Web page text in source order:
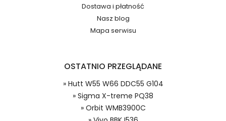
Dzięki ochronie kupujących w
systemie PayPal możesz odzyskać
całkowitą wartość zakupu, jeśli
Model urządzenia
Dostawa i płatność
Nasz blog
Mapa serwisu
OSTATNIO PRZEGLĄDANE
» Hutt W55 W66 DDC55 G104
» Sigma X-treme PQ38
» Orbit WMB3900C